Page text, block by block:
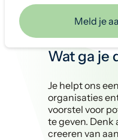
Meld je
Wat ga je
Je helpt ons
organisaties
voorstel voor
te geven. Denk
creeren van